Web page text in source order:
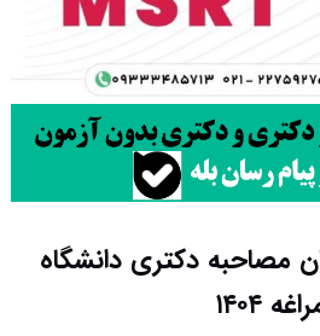
مصاحبه دکتری دانشگاه
۱۴۰۴